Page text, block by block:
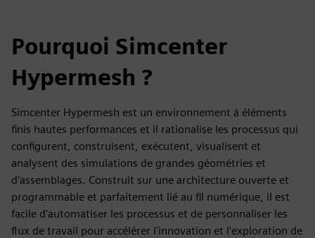
Pourquoi Simcenter
Hypermesh ?
Simcenter Hypermesh est un environnement à éléments
finis hautes performances et il rationalise les processus qui
configurent, construisent, exécutent, visualisent et
analysent des simulations de grandes géométries et
d'assemblages. Construit sur une architecture ouverte et
programmable et parfaitement lié au fil numérique, il est
facile d'automatiser les processus et de personnaliser les
flux de travail pour accélérer l'innovation et l'exploration de